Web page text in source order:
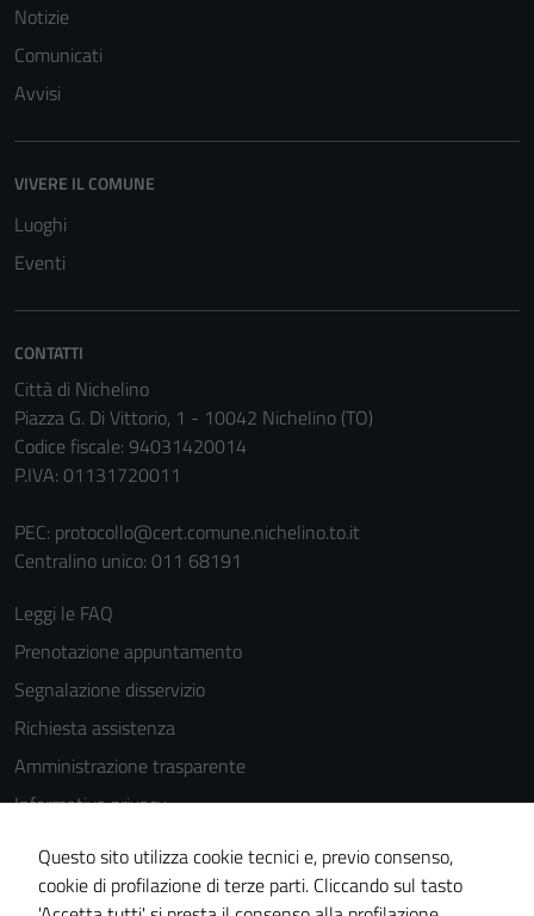
Notizie
Comunicati
Avvisi
VIVERE IL COMUNE
Luoghi
Eventi
CONTATTI
Città di Nichelino
Piazza G. Di Vittorio, 1 - 10042 Nichelino (TO)
Codice fiscale: 94031420014
P.IVA: 01131720011
PEC: protocollo@cert.comune.nichelino.to.it
Centralino unico: 011 68191
Leggi le FAQ
Prenotazione appuntamento
Segnalazione disservizio
Richiesta assistenza
Amministrazione trasparente
Informativa privacy
Cookie Policy
Note legali
Questo sito utilizza cookie tecnici e, previo consenso,
cookie di profilazione di terze parti. Cliccando sul tasto
disabilitati.
non raccolgono
informazioni